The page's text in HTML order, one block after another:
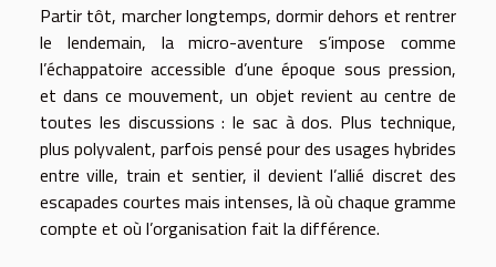
Partir tôt, marcher longtemps, dormir dehors et rentrer
le lendemain, la micro-aventure s’impose comme
l’échappatoire accessible d’une époque sous pression,
et dans ce mouvement, un objet revient au centre de
toutes les discussions : le sac à dos. Plus technique,
plus polyvalent, parfois pensé pour des usages hybrides
entre ville, train et sentier, il devient l’allié discret des
escapades courtes mais intenses, là où chaque gramme
compte et où l’organisation fait la différence.